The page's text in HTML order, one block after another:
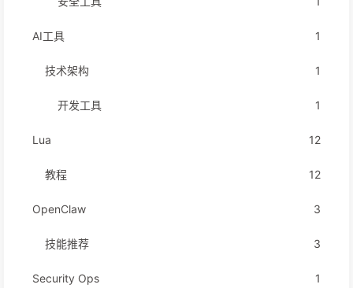
AI工具 1
技术架构 1
开发工具 1
Lua 12
教程 12
OpenClaw 3
技能推荐 3
Security Ops 1